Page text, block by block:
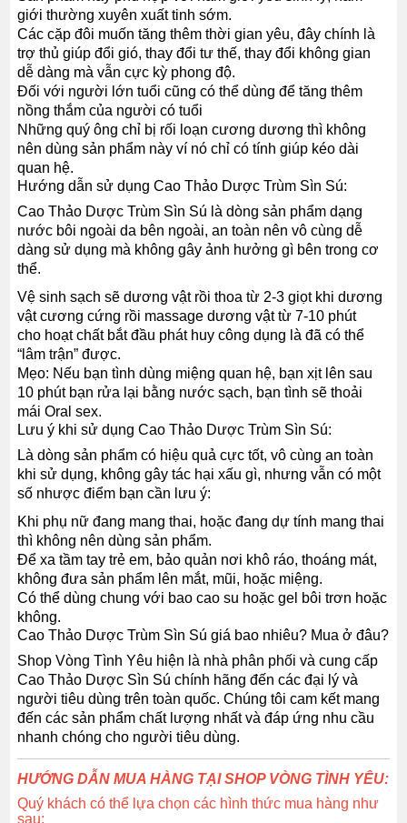
giới thường xuyên xuất tinh sớm.
Các cặp đôi muốn tăng thêm thời gian yêu, đây chính là
trợ thủ giúp đổi gió, thay đổi tư thế, thay đổi không gian
dễ dàng mà vẫn cực kỳ phong độ.
Đối với người lớn tuổi cũng có thể dùng để tăng thêm
nồng thắm của người có tuổi
Những quý ông chỉ bị rối loạn cương dương thì không
nên dùng sản phẩm này ví nó chỉ có tính giúp kéo dài
quan hệ.
Hướng dẫn sử dụng Cao Thảo Dược Trùm Sìn Sú:
Cao Thảo Dược Trùm Sìn Sú là dòng sản phẩm dạng
nước bôi ngoài da bên ngoài, an toàn nên vô cùng dễ
dàng sử dụng mà không gây ảnh hưởng gì bên trong cơ
thể.
Vệ sinh sạch sẽ dương vật rồi thoa từ 2-3 giọt khi dương
vật cương cứng rồi massage dương vật từ 7-10 phút
cho hoạt chất bắt đầu phát huy công dụng là đã có thể
“lâm trận” được.
Mẹo: Nếu bạn tình dùng miệng quan hệ, bạn xịt lên sau
10 phút bạn rửa lại bằng nước sạch, bạn tình sẽ thoải
mái Oral sex.
Lưu ý khi sử dụng Cao Thảo Dược Trùm Sìn Sú:
Là dòng sản phẩm có hiệu quả cực tốt, vô cùng an toàn
khi sử dụng, không gây tác hại xấu gì, nhưng vẫn có một
số nhược điểm bạn cần lưu ý:
Khi phụ nữ đang mang thai, hoặc đang dự tính mang thai
thì không nên dùng sản phẩm.
Để xa tầm tay trẻ em, bảo quản nơi khô ráo, thoáng mát,
không đưa sản phẩm lên mắt, mũi, hoặc miệng.
Có thể dùng chung với bao cao su hoặc gel bôi trơn hoặc
không.
Cao Thảo Dược Trùm Sìn Sú giá bao nhiêu? Mua ở đâu?
Shop Vòng Tình Yêu hiện là nhà phân phối và cung cấp
Cao Thảo Dược Sìn Sú chính hãng đến các đại lý và
người tiêu dùng trên toàn quốc. Chúng tôi cam kết mang
đến các sản phẩm chất lượng nhất và đáp ứng nhu cầu
nhanh chóng cho người tiêu dùng.
HƯỚNG DẪN MUA HÀNG TẠI SHOP VÒNG TÌNH YÊU:
Quý khách có thể lựa chọn các hình thức mua hàng như
sau: